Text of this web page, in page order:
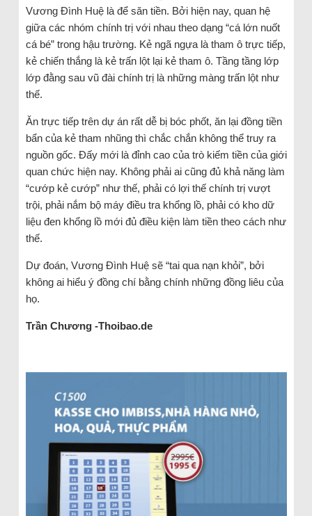
Vương Đình Huệ là để săn tiền. Bởi hiện nay, quan hệ
giữa các nhóm chính trị với nhau theo dạng “cá lớn nuốt
cá bé” trong hậu trường. Kẻ ngã ngựa là tham ô trực tiếp,
kẻ chiến thắng là kẻ trấn lột lại kẻ tham ô. Tầng tầng lớp
lớp đằng sau vũ đài chính trị là những màng trấn lột như
thế.
Ăn trực tiếp trên dự án rất dễ bị bóc phốt, ăn lại đồng tiền
bẩn của kẻ tham nhũng thì chắc chắn không thể truy ra
nguồn gốc. Đấy mới là đỉnh cao của trò kiếm tiền của giới
quan chức hiện nay. Không phải ai cũng đủ khả năng làm
“cướp kẻ cướp” như thế, phải có lợi thế chính trị vượt
trội, phải nắm bộ máy điều tra khổng lồ, phải có kho dữ
liệu đen khổng lồ mới đủ điều kiện làm tiền theo cách như
thế.
Dự đoán, Vương Đình Huệ sẽ “tai qua nạn khỏi”, bởi
không ai hiểu ý đồng chí bằng chính những đồng liêu của
họ.
Trần Chương -Thoibao.de